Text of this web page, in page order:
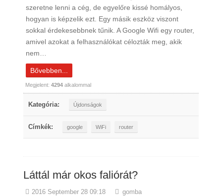
szeretne lenni a cég, de egyelőre kissé homályos,
hogyan is képzelik ezt. Egy másik eszköz viszont
sokkal érdekesebbnek tűnik. A Google Wifi egy router,
amivel azokat a felhasználókat célozták meg, akik
nem…
Bővebben...
Megjelent: 4294alkalommal
Kategória: Újdonságok
Címkék: google WiFi router
Láttál már okos faliórát?
2016 September 28 09:18 gomba